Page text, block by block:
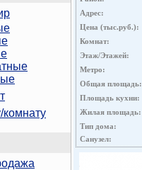
комнату
Адрес:
Цена (тыс.руб.):
Комнат:
Этаж/Этажей:
Метро:
Общая площадь:
Площадь кухни:
Жилая площадь:
Тип дома:
Санузел: